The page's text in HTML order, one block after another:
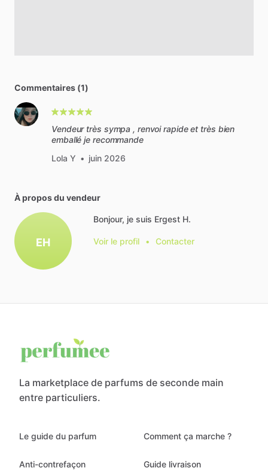
Commentaires (1)
Vendeur très sympa , renvoi rapide et très bien
emballé je recommande
Lola Y • juin 2026
À propos du vendeur
EH
Bonjour, je suis Ergest H.
Voir le profil • Contacter
La marketplace de parfums de seconde main
entre particuliers.
Le guide du parfum
Anti-contrefaçon
Comment ça marche ?
Guide livraison